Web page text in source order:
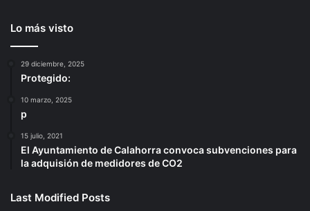
Lo más visto
29 diciembre, 2025
Protegido:
10 marzo, 2025
p
15 julio, 2021
El Ayuntamiento de Calahorra convoca subvenciones para
la adquisión de medidores de CO2
Last Modified Posts